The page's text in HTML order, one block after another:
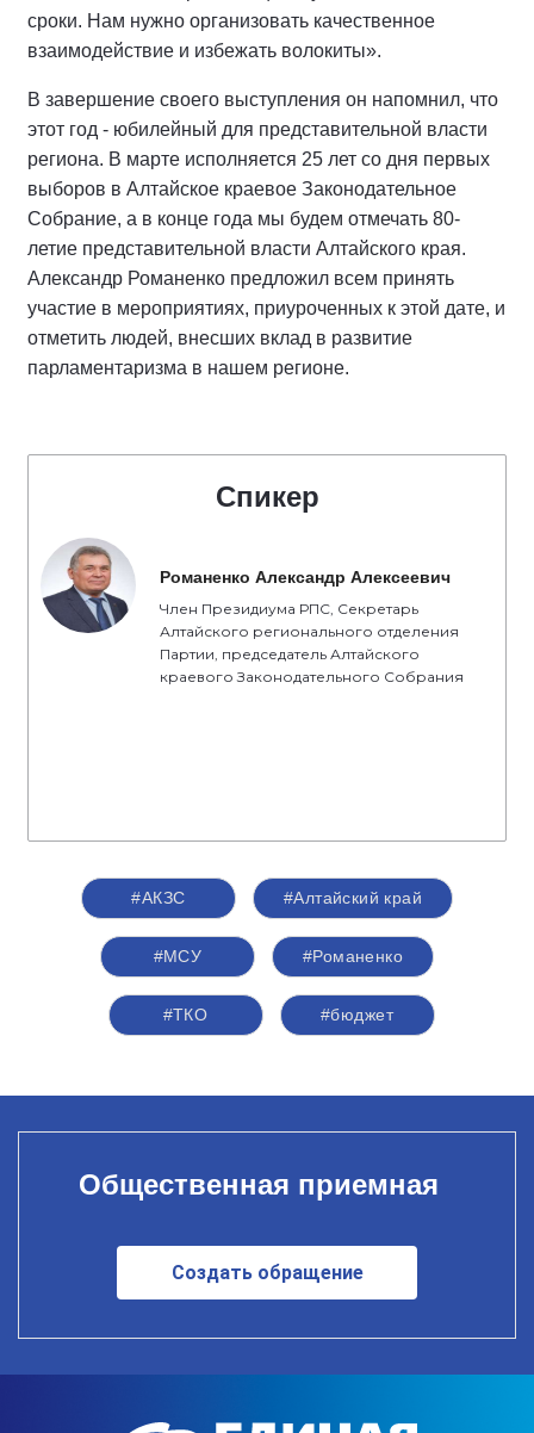
сроки. Нам нужно организовать качественное
взаимодействие и избежать волокиты».
В завершение своего выступления он напомнил, что
этот год - юбилейный для представительной власти
региона. В марте исполняется 25 лет со дня первых
выборов в Алтайское краевое Законодательное
Собрание, а в конце года мы будем отмечать 80-
летие представительной власти Алтайского края.
Александр Романенко предложил всем принять
участие в мероприятиях, приуроченных к этой дате, и
отметить людей, внесших вклад в развитие
парламентаризма в нашем регионе.
Спикер
Романенко Александр Алексеевич
Член Президиума РПС, Секретарь
Алтайского регионального отделения
Партии, председатель Алтайского
краевого Законодательного Собрания
#АКЗС #Алтайский край
#МСУ #Романенко
#ТКО #бюджет
Общественная приемная
Создать обращение